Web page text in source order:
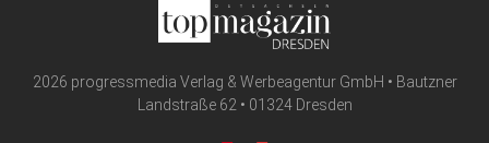
2026 progressmedia Verlag & Werbeagentur GmbH • Bautzner
Landstraße 62 • 01324 Dresden